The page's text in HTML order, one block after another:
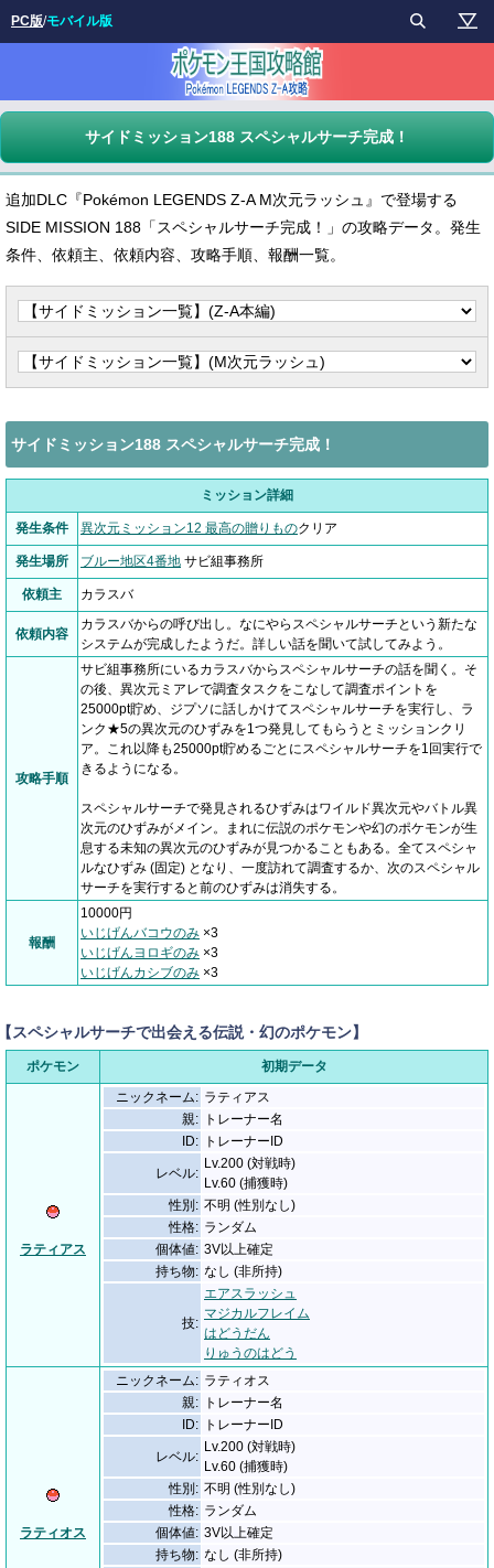
サイドミッション188 スペシャルサーチ完成！
追加DLC『Pokémon LEGENDS Z-A M次元ラッシュ』で登場する
SIDE MISSION 188「スペシャルサーチ完成！」の攻略データ。発生
条件、依頼主、依頼内容、攻略手順、報酬一覧。
サイドミッション188 スペシャルサーチ完成！
ミッション詳細
発生条件 異次元ミッション12 最高の贈りものクリア
発生場所 ブルー地区4番地 サビ組事務所
依頼主 カラスバ
依頼内容
カラスバからの呼び出し。なにやらスペシャルサーチという新たな
システムが完成したようだ。詳しい話を聞いて試してみよう。
攻略手順
サビ組事務所にいるカラスバからスペシャルサーチの話を聞く。そ
の後、異次元ミアレで調査タスクをこなして調査ポイントを
25000pt貯め、ジプソに話しかけてスペシャルサーチを実行し、ラ
ンク★5の異次元のひずみを1つ発見してもらうとミッションクリ
ア。これ以降も25000pt貯めるごとにスペシャルサーチを1回実行で
きるようになる。
スペシャルサーチで発見されるひずみはワイルド異次元やバトル異
次元のひずみがメイン。まれに伝説のポケモンや幻のポケモンが生
息する未知の異次元のひずみが見つかることもある。全てスペシャ
ルなひずみ (固定) となり、一度訪れて調査するか、次のスペシャル
サーチを実行すると前のひずみは消失する。
報酬
10000円
いじげんバコウのみ ×3
いじげんヨロギのみ ×3
いじげんカシブのみ ×3
スペシャルサーチで出会える伝説・幻のポケモン】
ポケモン 初期データ
ラティアス
ニックネーム: ラティアス
親:
トレーナー名
ID:
トレーナーID
レベル:
Lv.200 (対戦時)
Lv.60 (捕獲時)
性別: 不明 (性別なし)
性格: ランダム
個体値: 3V以上確定
持ち物: なし (非所持)
技:
エアスラッシュ
マジカルフレイム
はどうだん
りゅうのはどう
ラティオス
ニックネーム: ラティオス
親:
トレーナー名
ID:
トレーナーID
レベル:
Lv.200 (対戦時)
Lv.60 (捕獲時)
性別: 不明 (性別なし)
性格: ランダム
個体値: 3V以上確定
持ち物: なし (非所持)
PC版/モバイル版